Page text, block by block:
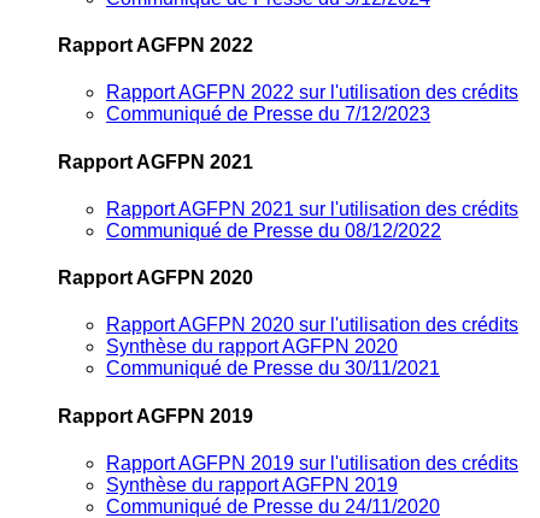
Rapport AGFPN 2022
Rapport AGFPN 2022 sur l'utilisation des crédits
Communiqué de Presse du 7/12/2023
Rapport AGFPN 2021
Rapport AGFPN 2021 sur l'utilisation des crédits
Communiqué de Presse du 08/12/2022
Rapport AGFPN 2020
Rapport AGFPN 2020 sur l'utilisation des crédits
Synthèse du rapport AGFPN 2020
Communiqué de Presse du 30/11/2021
Rapport AGFPN 2019
Rapport AGFPN 2019 sur l'utilisation des crédits
Synthèse du rapport AGFPN 2019
Communiqué de Presse du 24/11/2020